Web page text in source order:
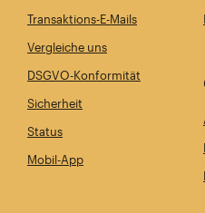
Transaktions-E-Mails
Vergleiche uns
DSGVO-Konformität
Sicherheit
Status
Mobil-App